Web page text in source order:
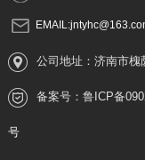
公司地址：济南市槐
备案号： 鲁ICP备
号